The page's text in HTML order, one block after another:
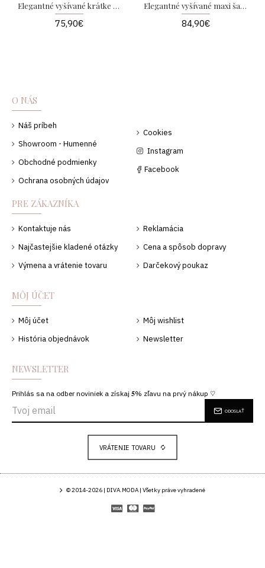
Elegantné vyšívané krátke šaty s kvetmi Tiffany AB 258
75,90€
Elegantné vyšívané maxi šaty s kvetmi Leona AB 218
84,90€
O NÁS
Náš príbeh
Showroom - Humenné
Obchodné podmienky
Ochrana osobných údajov
Cookies
Instagram
Facebook
PRE ZÁKAZNÍKA
Kontaktuje nás
Najčastejšie kladené otázky
Výmena a vrátenie tovaru
Reklamácia
Cena a spôsob dopravy
Darčekový poukaz
MÔJ ÚČET
Môj účet
História objednávok
Môj wishlist
Newsletter
NEWSLETTER
Prihlás sa na odber noviniek a získaj 𝟓% zľavu na prvý nákup ♡
ODOSLAŤ
VRÁTENIE TOVARU
© 2014-2026 | DIVA.MODA | Všetky práve vyhradené